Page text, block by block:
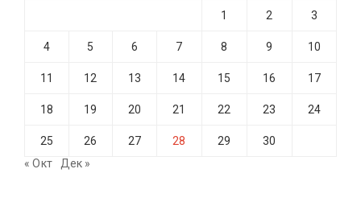
1 2 3
4 5 6 7 8 9 10
11 12 13 14 15 16 17
18 19 20 21 22 23 24
25 26 27 28 29
30
« Окт
Дек »